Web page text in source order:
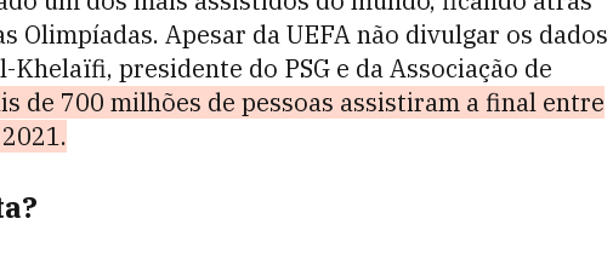
Olimpíadas. Apesar da UEFA não divulgar os dados
presidente do PSG e da Associação de
de 700 milhões de pessoas assistiram a final entre